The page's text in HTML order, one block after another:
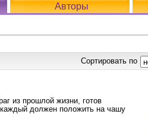
Авторы
Сортировать по
из прошлой жизни, готов
должен положить на чашу